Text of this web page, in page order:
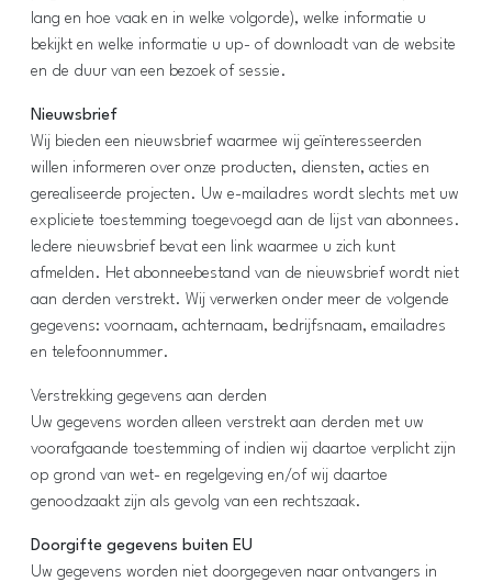
lang en hoe vaak en in welke volgorde), welke informatie u
bekijkt en welke informatie u up- of downloadt van de website
en de duur van een bezoek of sessie.
Nieuwsbrief
Wij bieden een nieuwsbrief waarmee wij geïnteresseerden
willen informeren over onze producten, diensten, acties en
gerealiseerde projecten. Uw e-mailadres wordt slechts met uw
expliciete toestemming toegevoegd aan de lijst van abonnees.
Iedere nieuwsbrief bevat een link waarmee u zich kunt
afmelden. Het abonneebestand van de nieuwsbrief wordt niet
aan derden verstrekt. Wij verwerken onder meer de volgende
gegevens: voornaam, achternaam, bedrijfsnaam, emailadres
en telefoonnummer.
Verstrekking gegevens aan derden
Uw gegevens worden alleen verstrekt aan derden met uw
voorafgaande toestemming of indien wij daartoe verplicht zijn
op grond van wet- en regelgeving en/of wij daartoe
genoodzaakt zijn als gevolg van een rechtszaak.
Doorgifte gegevens buiten EU
Uw gegevens worden niet doorgegeven naar ontvangers in